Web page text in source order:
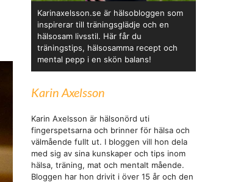
Karinaxelsson.se är hälsobloggen som
inspirerar till träningsglädje och en
hälsosam livsstil. Här får du
träningstips, hälsosamma recept och
mental pepp i en skön balans!
Karin Axelsson
Karin Axelsson är hälsonörd uti
fingerspetsarna och brinner för hälsa och
välmående fullt ut. I bloggen vill hon dela
med sig av sina kunskaper och tips inom
hälsa, träning, mat och mentalt mående.
Bloggen har hon drivit i över 15 år och den